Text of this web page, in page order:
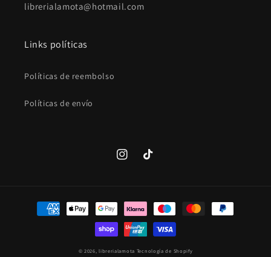
librerialamota@hotmail.com
Links políticas
Políticas de reembolso
Políticas de envío
InstagramTikTok
Formas
© 2026,librerialamota Tecnología de Shopify